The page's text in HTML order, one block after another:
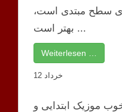
سطح مبتدی است،
بهتر است ...
Weiterlesen …
12 خرداد
موزیک ابتدایی و